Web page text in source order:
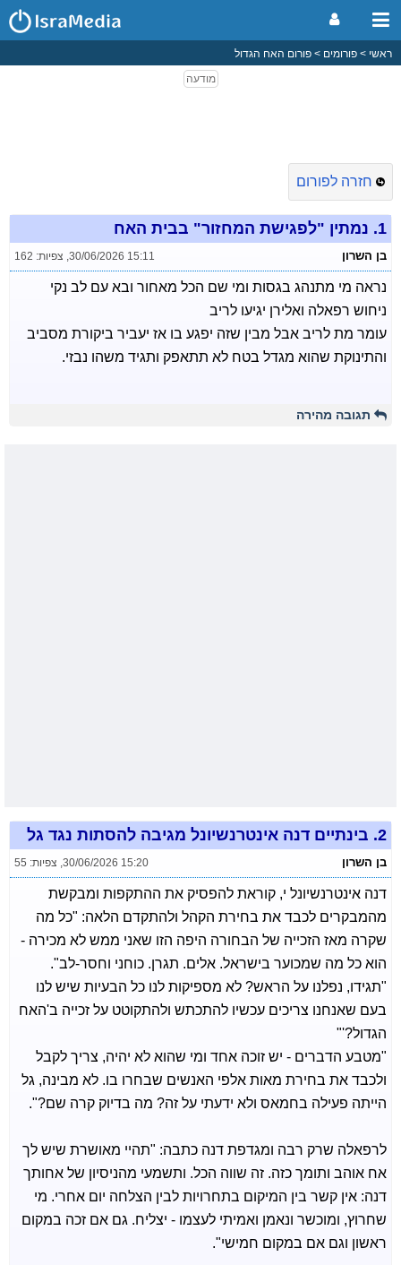
ראשי פורומים פורום האח הגדול
חזרה לפורום
1. נמתין "לפגישת המחזור" בבית האח
בן השרון 30/06/2026 15:11
, צפיות: 162
נראה מי מתנהג בגסות ומי שם הכל מאחור ובא עם לב נקי
ניחוש רפאלה ואלירן יגיעו לריב
עומר מת לריב אבל מבין שזה יפגע בו אז יעביר ביקורת מסביב
והתינוקת שהוא מגדל בטח לא תתאפק ותגיד משהו נבזי.
תגובה מהירה
2. בינתיים דנה אינטרנשיונל מגיבה להסתות נגד גל
בן השרון 30/06/2026 15:20
, צפיות: 55
דנה אינטרנשיונל י, קוראת להפסיק את ההתקפות ומבקשת
מהמבקרים לכבד את בחירת הקהל ולהתקדם הלאה: "כל מה
שקרה מאז הזכייה של הבחורה היפה הזו שאני ממש לא מכירה -
הוא כל מה שמכוער בישראל. אלים. תגרן. כוחני וחסר-לב".
"תגידו, נפלנו על הראש? לא מספיקות לנו כל הבעיות שיש לנו
בעם שאנחנו צריכים עכשיו להתכתש ולהתקוטט על זכייה ב'האח
הגדול?'"
"מטבע הדברים - יש זוכה אחד ומי שהוא לא יהיה, צריך לקבל
ולכבד את בחירת מאות אלפי האנשים שבחרו בו. לא מבינה, גל
הייתה פעילה בחמאס ולא ידעתי על זה? מה בדיוק קרה שם?".
לרפאלה שרק רבה ומגדפת דנה כתבה: "תהיי מאושרת שיש לך
אח אוהב ותומך כזה. זה שווה הכל. ותשמעי מהניסיון של אחותך
דנה: אין קשר בין המיקום בתחרויות לבין הצלחה יום אחרי. מי
שחרוץ, ומוכשר ונאמן ואמיתי לעצמו - יצליח. גם אם זכה במקום
ראשון וגם אם במקום חמישי".